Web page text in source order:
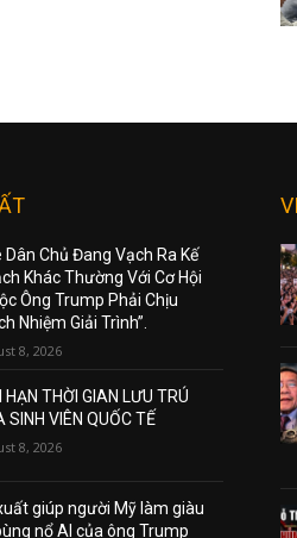
Dân Chủ Đang Vạch Ra Kế
Khác Thường Với Cơ Hội
Ông Trump Phải Chịu
Nhiệm Giải Trình”.
8, 2026
HẠN THỜI GIAN LƯU TRÚ
SINH VIÊN QUỐC TẾ
8, 2026
giúp người Mỹ làm giàu
nổ AI của ông Trump